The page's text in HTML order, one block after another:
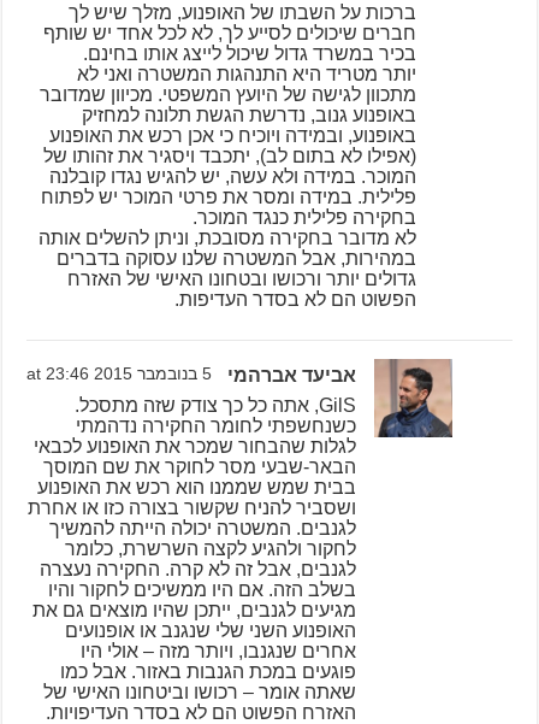
ברכות על השבתו של האופנוע, מזלך שיש לך
חברים שיכולים לסייע לך, לא לכל אחד יש שותף
בכיר במשרד גדול שיכול לייצג אותו בחינם.
יותר מטריד היא התנהגות המשטרה ואני לא
מתכוון לגישה של היועץ המשפטי. מכיוון שמדובר
באופנוע גנוב, נדרשת הגשת תלונה למחזיק
באופנוע, ובמידה ויוכיח כי אכן רכש את האופנוע
(אפילו לא בתום לב), יתכבד ויסגיר את זהותו של
המוכר. במידה ולא עשה, יש להגיש נגדו קובלנה
פלילית. במידה ומסר את פרטי המוכר יש לפתוח
בחקירה פלילית כנגד המוכר.
לא מדובר בחקירה מסובכת, וניתן להשלים אותה
במהירות, אבל המשטרה שלנו עסוקה בדברים
גדולים יותר ורכושו ובטחונו האישי של האזרח
הפשוט הם לא בסדר העדיפות.
אביעד אברהמי 5 בנובמבר 2015 at 23:46
GilS, אתה כל כך צודק שזה מתסכל.
כשנחשפתי לחומר החקירה נדהמתי
לגלות שהבחור שמכר את האופנוע לכבאי
הבאר-שבעי מסר לחוקר את שם המוסך
בבית שמש שממנו הוא רכש את האופנוע
ושסביר להניח שקשור בצורה כזו או אחרת
לגנבים. המשטרה יכולה הייתה להמשיך
לחקור ולהגיע לקצה השרשרת, כלומר
לגנבים, אבל זה לא קרה. החקירה נעצרה
בשלב הזה. אם היו ממשיכים לחקור והיו
מגיעים לגנבים, ייתכן שהיו מוצאים גם את
האופנוע השני שלי שנגנב או אופנועים
אחרים שנגנבו, ויותר מזה – אולי היו
פוגעים במכת הגנבות באזור. אבל כמו
שאתה אומר – רכושו וביטחונו האישי של
האזרח הפשוט הם לא בסדר העדיפויות.